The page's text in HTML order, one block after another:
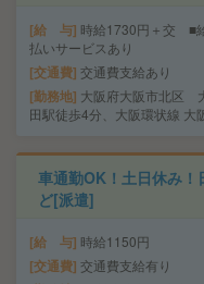
給 与 時給1730円＋交 ■
払いサービスあり
交通費 交通費支給あり
勤務地 大阪府大阪市北区
田駅徒歩4分、大阪環状線 大
車通勤OK！土日休み
ど[派遣]
給 与 時給1150円
交通費 交通費支給有り